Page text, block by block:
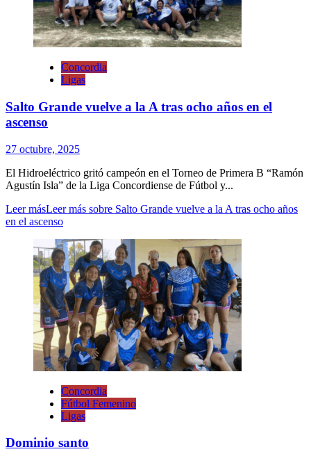
Concordia
Ligas
Salto Grande vuelve a la A tras ocho años en el
ascenso
27 octubre, 2025
El Hidroeléctrico gritó campeón en el Torneo de Primera B “Ramón
Agustín Isla” de la Liga Concordiense de Fútbol y...
Leer másLeer más sobre Salto Grande vuelve a la A tras ocho años
en el ascenso
Concordia
Fútbol Femenino
Ligas
Dominio santo